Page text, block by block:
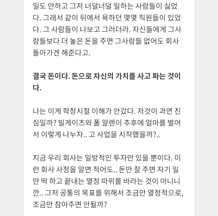
일도 안하고 그저 너덜너덜 일하는 사람들이 싫었
다. 그래서 같이 뒤에서 욕하던 몇몇 직원들이 있었
다. 그 사람들이 나보고 그러더라. 자신들에게 그사
람들보다 더 높은 돈을 주면 그사람들 없어도 회사
돌아가겐 해준다고.
결국 돈이다. 돈으로 자신의 가치를 사고 파는 것이
다.
나는 이게 학창시절 이해가 안갔다. 저것이 과연 진
심일까? 빌게이츠와 폴 알렌이 추후에 얼마를 벌어
서 이렇게 나누자.. 고 사업을 시작했을까?..
지금 우리 회사는 일방적인 투자만 있을 뿐이다. 이
런 회사 사정을 알면 적어도.. 돈만 잘 주면 자기 일
만 딱 하고 끝내는 열정 따위를 바라는 것이 아니니
깐.. 그저 공통의 목표를 위해서 조금만 열정적으로,
조금만 참아주면 안될까?